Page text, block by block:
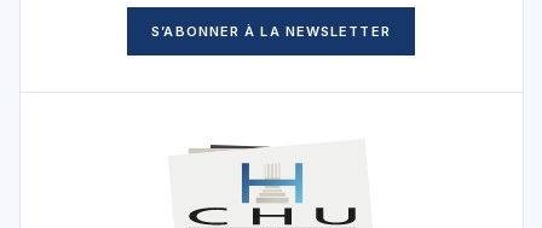
S’ABONNER À LA NEWSLETTER